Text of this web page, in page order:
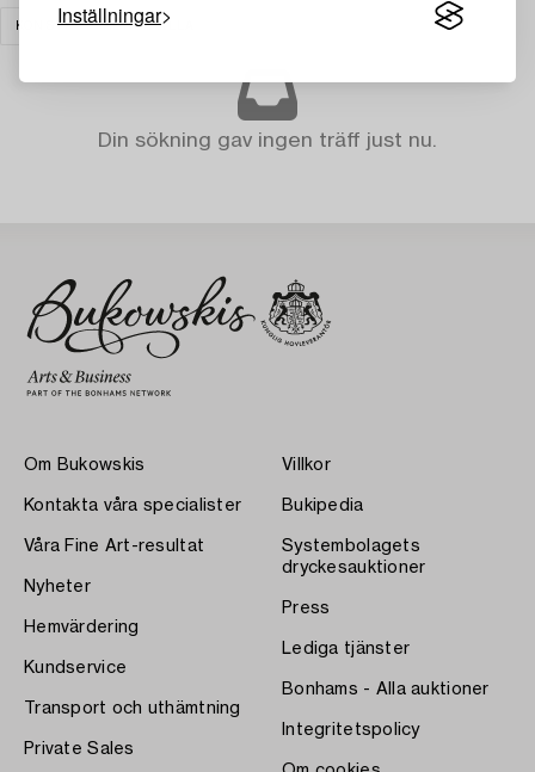
Inställningar
KONST RENSA ALLA
Din sökning gav ingen träff just nu.
Om Bukowskis
Kontakta våra specialister
Våra Fine Art-resultat
Nyheter
Hemvärdering
Kundservice
Transport och uthämtning
Private Sales
Villkor
Bukipedia
Systembolagets
dryckesauktioner
Press
Lediga tjänster
Bonhams - Alla auktioner
Integritetspolicy